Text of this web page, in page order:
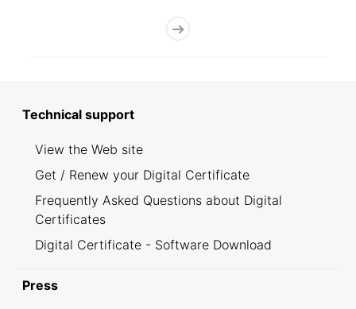
Technical support
View the Web site
Get / Renew your Digital Certificate
Frequently Asked Questions about Digital
Certificates
Digital Certificate - Software Download
Press